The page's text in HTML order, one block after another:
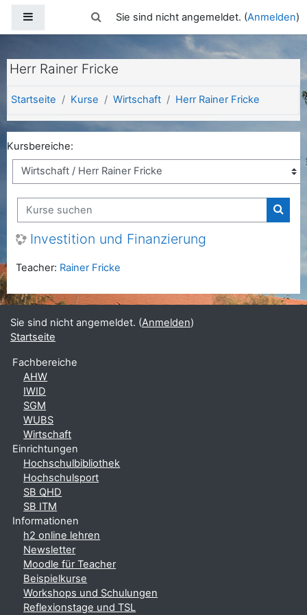
Website-ÜbersichtSucheingabe umschalten
Sie sind nicht angemeldet. (Anmelden)
Herr Rainer Fricke
Startseite Kurse Wirtschaft Herr Rainer Fricke
Kursbereiche:
Kurse suchen
Investition und Finanzierung
Teacher: Rainer Fricke
Sie sind nicht angemeldet. (Anmelden)
Startseite
Fachbereiche
AHW
IWID
SGM
WUBS
Wirtschaft
Einrichtungen
Hochschulbibliothek
Hochschulsport
SB QHD
SB ITM
Informationen
h2 online lehren
Newsletter
Moodle für Teacher
Beispielkurse
Workshops und Schulungen
Reflexionstage und TSL